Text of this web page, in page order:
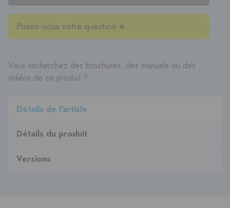
Posez-nous votre question
Vous recherchez des brochures, des manuels ou des
vidéos de ce produit ?
Détails de l'article
Détails du produit
Versions